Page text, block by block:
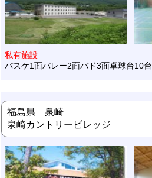
私有施設
バスケ1面バレー2面バド3面卓球台10台
福島県 泉崎
泉崎カントリービレッジ